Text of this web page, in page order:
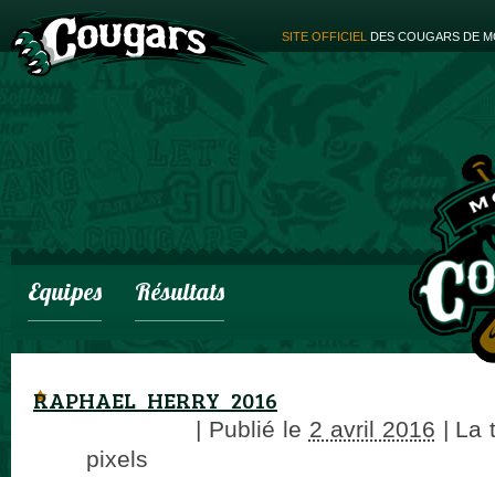
SITE OFFICIEL DES COUGARS DE
Equipes Résultats
RAPHAEL_HERRY_2016
| Publié le 2 avril 2016 | La
pixels